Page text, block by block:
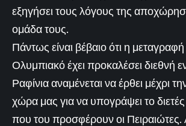
εξηγήσει τους λόγους της
ομάδα τους.
Πάντως είναι βέβαιο ότι η
Ολυμπιακό έχει προκαλέσει διεθνή
Ραφίνια αναμένεται να έρθει μέχρι
χώρα μας για να υπογράψει το
που του προσφέρουν οι